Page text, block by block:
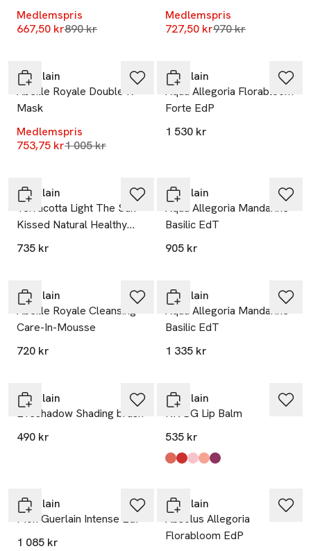
Medlemspris
667,50 krLägsta pris 30 dagar
890 kr
Medlemspris
727,50 krLägsta pris 30
970 kr
Guerlain
Abeille Royale Double R
Mask
Medlemspris
753,75 krLägsta pris 30 dagar
1 005 kr
Guerlain
Aqua Allegoria Florabloom
Forte EdP
1 530 kr
Guerlain
Terracotta Light The Sun-
Kissed Natural Healthy
Glow Powder - Summer
735 kr
Guerlain
Aqua Allegoria Mandarine
Basilic EdT
905 kr
Guerlain
Abeille Royale Cleansing
Care-In-Mousse
720 kr
Guerlain
Aqua Allegoria Mandarine
Basilic EdT
1 335 kr
Guerlain
EYeshadow Shading brush
490 kr
Guerlain
KK BG Lip Balm
535 kr
Produkten finns i färgerna:
Blossom Glow
Poppy,
Rose,
Honey Glow
Lavander,
Guerlain
Mon Guerlain Intense EdP
1 085 kr
Guerlain
Absolus Allegoria
Florabloom EdP